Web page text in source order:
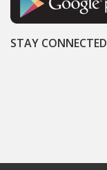
STAY CONNECTED